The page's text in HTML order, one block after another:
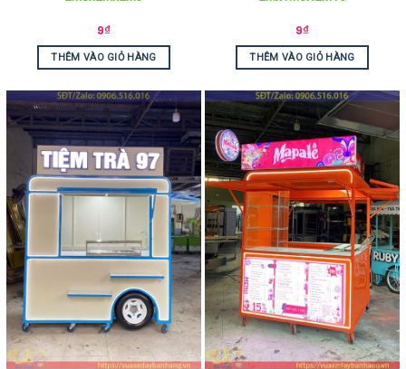
9₫
THÊM VÀO GIỎ HÀNG
9₫
THÊM VÀO GIỎ HÀNG